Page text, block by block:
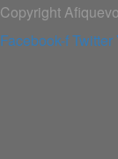
Copyright
Facebook-fTwitter